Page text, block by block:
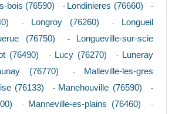
bois (76590) - Londinieres (76660) -
- Longroy (76260) -
Longueil
(76750) -
Longueville-sur-scie
(76490) - Lucy (76270) - Luneray
(76770) -
Malleville-les-gres
(76133) - Manehouville (76590) -
- Manneville-es-plains (76460) -